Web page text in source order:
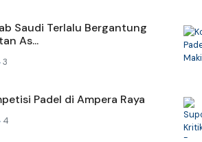
Saudi Terlalu Bergantung
As...
3
Padel di Ampera Raya
4